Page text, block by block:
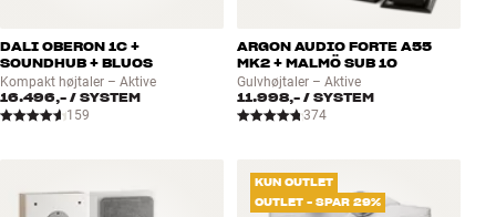
DALI OBERON 1C +
SOUNDHUB + BLUOS
Kompakt højtaler – Aktive
16.496,- / SYSTEM
159
ARGON AUDIO FORTE A55
MK2 + MALMÖ SUB 10
Gulvhøjtaler – Aktive
11.998,- / SYSTEM
374
KUN OUTLET
OUTLET - SPAR 29%